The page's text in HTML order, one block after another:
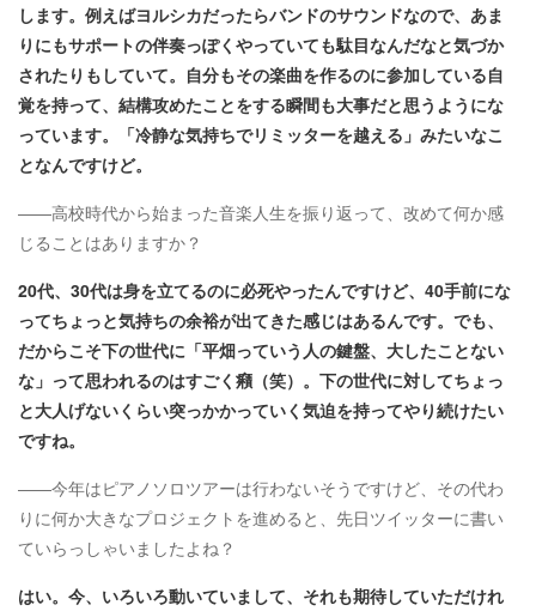
します。例えばヨルシカだったらバンドのサウンドなので、あま
りにもサポートの伴奏っぽくやっていても駄目なんだなと気づか
されたりもしていて。自分もその楽曲を作るのに参加している自
覚を持って、結構攻めたことをする瞬間も大事だと思うようにな
っています。「冷静な気持ちでリミッターを越える」みたいなこ
となんですけど。
――高校時代から始まった音楽人生を振り返って、改めて何か感
じることはありますか？
20代、30代は身を立てるのに必死やったんですけど、40手前にな
ってちょっと気持ちの余裕が出てきた感じはあるんです。でも、
だからこそ下の世代に「平畑っていう人の鍵盤、大したことない
な」って思われるのはすごく癪（笑）。下の世代に対してちょっ
と大人げないくらい突っかかっていく気迫を持ってやり続けたい
ですね。
――今年はピアノソロツアーは行わないそうですけど、その代わ
りに何か大きなプロジェクトを進めると、先日ツイッターに書い
ていらっしゃいましたよね？
はい。今、いろいろ動いていまして、それも期待していただけれ